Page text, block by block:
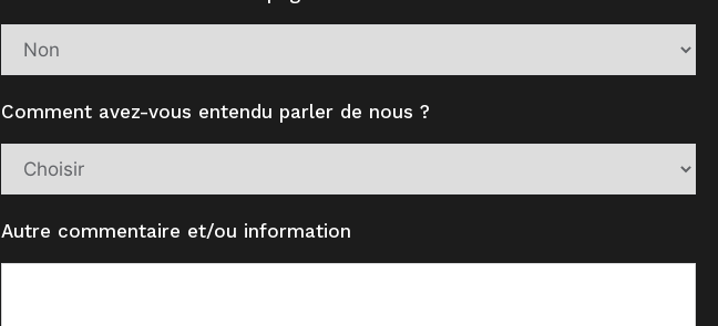
Comment avez-vous entendu parler de nous ?
Autre commentaire et/ou information